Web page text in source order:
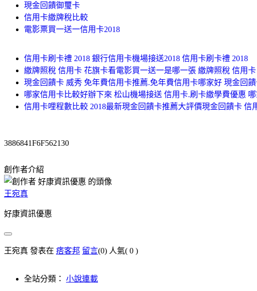
現金回饋御璽卡
信用卡繳牌稅比較
電影票買一送一信用卡2018
信用卡刷卡禮 2018 銀行信用卡機場接送2018 信用卡刷卡禮 2018
繳牌照稅 信用卡 花旗卡看電影買一送一是哪一張 繳牌照稅 信用卡
現金回饋卡 威秀 免年費信用卡推薦.免年費信用卡哪家好 現金回
哪家信用卡比較好辦下來 松山機場接送 信用卡.刷卡繳學費優惠
信用卡哩程數比較 2018最新現金回饋卡推薦大評價現金回饋卡 信
3886841F6F562130
創作者介紹
王宛真
好康資訊優惠
王宛真 發表在 痞客邦 留言(0) 人氣( 0 )
全站分類： 小說連載